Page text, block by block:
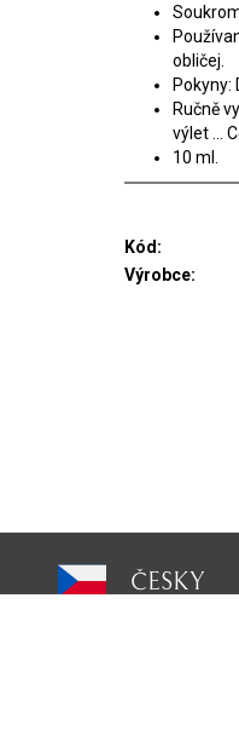
obličej.
Pokyny:
Ručně
výlet ...
10 ml.
Kód:
Výrobce:
ČESKY